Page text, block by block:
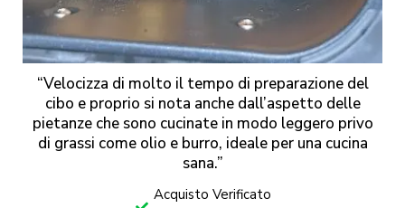
“Velocizza di molto il tempo di preparazione del
cibo e proprio si nota anche dall’aspetto delle
pietanze che sono cucinate in modo leggero privo
di grassi come olio e burro, ideale per una cucina
sana.”
Acquisto Verificato